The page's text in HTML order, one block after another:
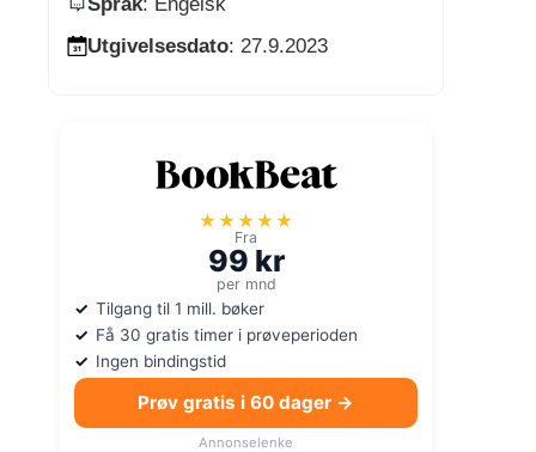
Utgivelsesdato: 27.9.2023
★★★★★
Fra
99 kr
per mnd
Tilgang til 1 mill. bøker
Få 30 gratis timer i prøveperioden
Ingen bindingstid
Prøv gratis i 60 dager →
Annonselenke